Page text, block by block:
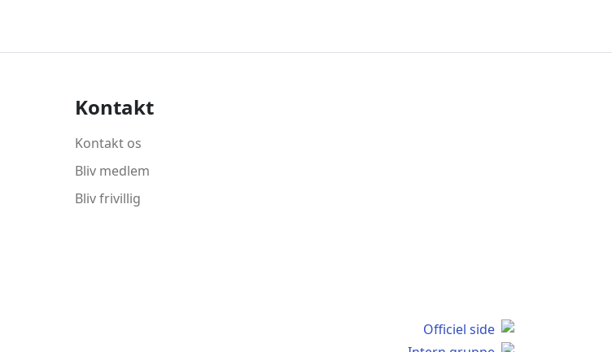
Kontakt
Kontakt os
Bliv medlem
Bliv frivillig
Officiel side